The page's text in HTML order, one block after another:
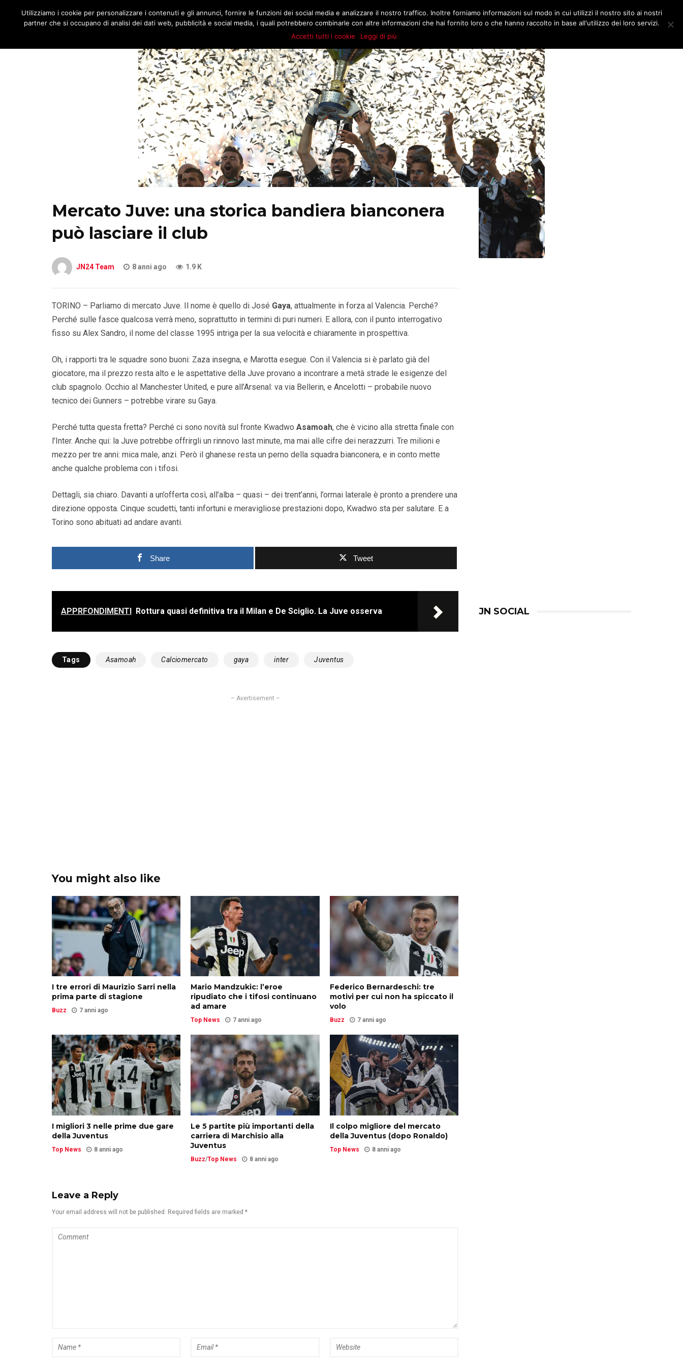
MENU JNOTIZIE.COM MATCH BUZZ MARKT STORIE EDITORIALI MULTIMEDIA
Mercato Juve: una storica bandiera bianconera
può lasciare il club
JN24 Team 8 anni ago 1.9 K
TORINO – Parliamo di mercato Juve. Il nome è quello di José Gaya, attualmente in forza al Valencia. Perché?
Perché sulle fasce qualcosa verrà meno, soprattutto in termini di puri numeri. E allora, con il punto interrogativo
fisso su Alex Sandro, il nome del classe 1995 intriga per la sua velocità e chiaramente in prospettiva.
Oh, i rapporti tra le squadre sono buoni: Zaza insegna, e Marotta esegue. Con il Valencia si è parlato già del
giocatore, ma il prezzo resta alto e le aspettative della Juve provano a incontrare a metà strade le esigenze del
club spagnolo. Occhio al Manchester United, e pure all’Arsenal: va via Bellerin, e Ancelotti – probabile nuovo
tecnico dei Gunners – potrebbe virare su Gaya.
Perché tutta questa fretta? Perché ci sono novità sul fronte Kwadwo Asamoah, che è vicino alla stretta finale con
l’Inter. Anche qui: la Juve potrebbe offrirgli un rinnovo last minute, ma mai alle cifre dei nerazzurri. Tre milioni e
mezzo per tre anni: mica male, anzi. Però il ghanese resta un perno della squadra bianconera, e in conto mette
anche qualche problema con i tifosi.
Dettagli, sia chiaro. Davanti a un’offerta così, all’alba – quasi – dei trent’anni, l’ormai laterale è pronto a prendere una
direzione opposta. Cinque scudetti, tanti infortuni e meravigliose prestazioni dopo, Kwadwo sta per salutare. E a
Torino sono abituati ad andare avanti.
Share Tweet
APPRFONDIMENTI Rottura quasi definitiva tra il Milan e De Sciglio. La Juve osserva
Tags Asamoah Calciomercato gaya inter Juventus
– Avertisement –
You might also like
I tre errori di Maurizio Sarri nella
prima parte di stagione
Buzz 7 anni ago
Mario Mandzukic: l’eroe
ripudiato che i tifosi continuano
ad amare
Top News 7 anni ago
Federico Bernardeschi: tre
motivi per cui non ha spiccato il
volo
Buzz 7 anni ago
I migliori 3 nelle prime due gare
della Juventus
Top News 8 anni ago
Le 5 partite più importanti della
carriera di Marchisio alla
Juventus
Buzz/Top News 8 anni ago
Il colpo migliore del mercato
della Juventus (dopo Ronaldo)
Top News 8 anni ago
Leave a Reply
Your email address will not be published. Required fields are marked *
JN SOCIAL
Utilizziamo i cookie per personalizzare i contenuti e gli annunci, fornire le funzioni dei social media e analizzare il nostro traffico. Inoltre forniamo informazioni sul modo in cui utilizzi il nostro sito ai nostri
partner che si occupano di analisi dei dati web, pubblicità e social media, i quali potrebbero combinarle con altre informazioni che hai fornito loro o che hanno raccolto in base all'utilizzo dei loro servizi.
Accetti tutti i cookie
Leggi di più